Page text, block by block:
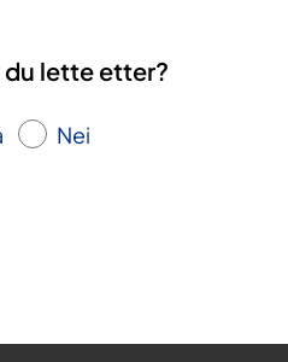
lette etter?
Nei